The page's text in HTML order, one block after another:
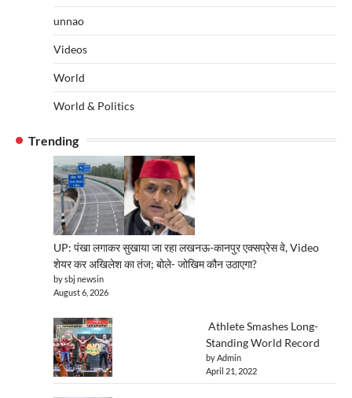
unnao
Videos
World
World & Politics
Trending
UP: पंखा लगाकर सुखाया जा रहा लखनऊ-कानपुर एक्सप्रेस वे, Video
शेयर कर अखिलेश का तंज; बोले- जोखिम कौन उठाएगा?
by sbj newsin
August 6, 2026
Athlete Smashes Long-
Standing World Record
by Admin
April 21, 2022